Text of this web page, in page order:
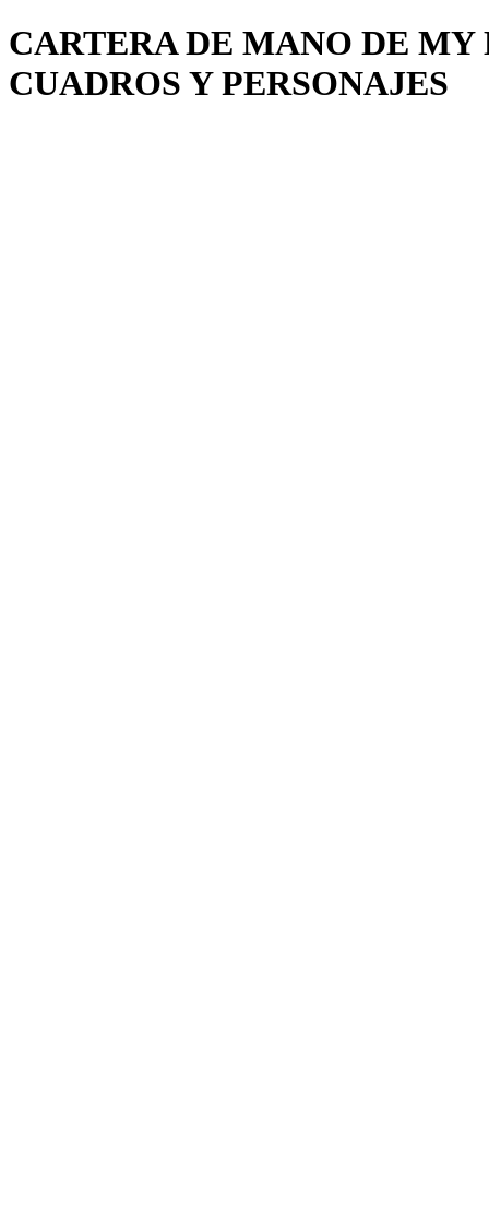
CARTERA DE MANO DE
CUADROS Y PERSONAJES